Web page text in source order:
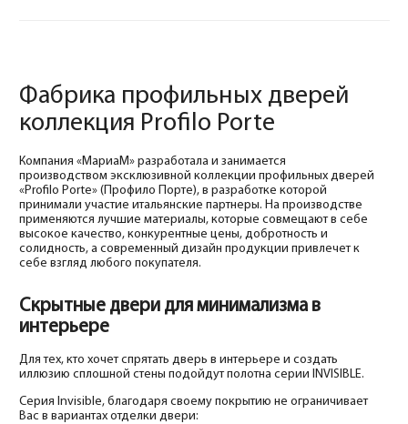
Фабрика профильных дверей
коллекция Profilo Porte
Компания «МариаМ» разработала и занимается
производством эксклюзивной коллекции профильных дверей
«Profilo Porte» (Профило Порте), в разработке которой
принимали участие итальянские партнеры. На производстве
применяются лучшие материалы, которые совмещают в себе
высокое качество, конкурентные цены, добротность и
солидность, а современный дизайн продукции привлечет к
себе взгляд любого покупателя.
Скрытные двери для минимализма в
интерьере
Для тех, кто хочет спрятать дверь в интерьере и создать
иллюзию сплошной стены подойдут полотна серии INVISIBLE.
Серия Invisible, благодаря своему покрытию не ограничивает
Вас в вариантах отделки двери: